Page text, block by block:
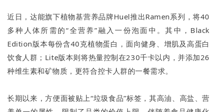
近日，达能旗下植物基营养品牌Huel推出Ramen系列，将40
多种人体所需的“全营养”融入一份泡面中。其中，Black
Edition版本每份含40克植物蛋白，面向健身、增肌及高蛋白
饮食人群；Lite版本则将热量控制在230千卡以内，并添加26
种维生素和矿物质，更符合控卡人群的一餐需求。
长期以来，方便面被贴上“垃圾食品”标签，其高油、高盐、营